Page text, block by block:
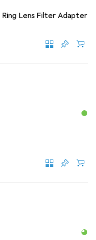
Lens Filter Adapter